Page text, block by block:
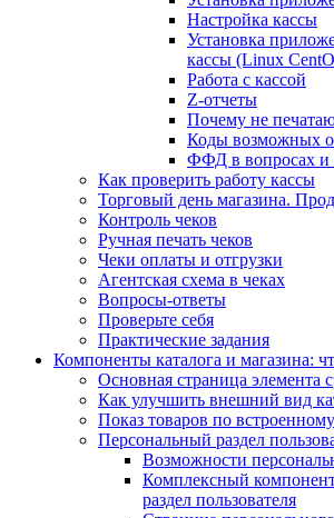
Настройка кассы
Установка
кассы (Linux
Работа с кассой
Z-отчеты
Почему не
Коды возможных
ФФД в вопросах и
Как проверить работу кассы
Торговый день магазина.
Контроль чеков
Ручная печать чеков
Чеки оплаты и отгрузки
Агентская схема в чеках
Вопросы-ответы
Проверьте себя
Практические задания
Компоненты каталога и магазина:
Основная страница элемента
Как улучшить внешний вид
Показ товаров по
Персональный раздел
Возможности
Комплексный
раздел пользователя